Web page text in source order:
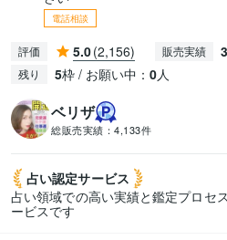
電話相談
評価 5.0(2,156) 販売実績
残り 5枠 / お願い中： 0人
ベリザ
総販売実績： 4,133件
占い認定サービス
占い領域での高い実績と鑑定プロセ
ービスです